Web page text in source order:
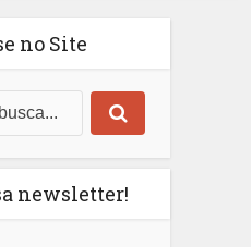
no Site
newsletter!